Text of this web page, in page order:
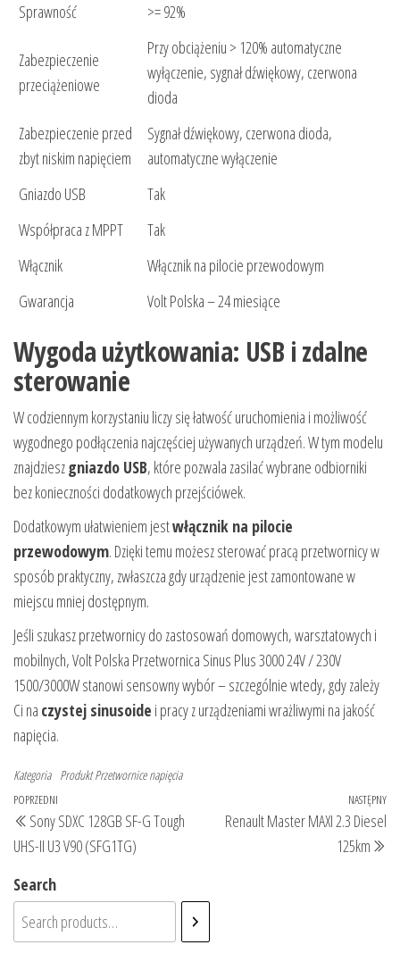
Sprawność >= 92%
Zabezpieczenie
przeciążeniowe
Przy obciążeniu > 120% automatyczne
wyłączenie, sygnał dźwiękowy, czerwona
dioda
Zabezpieczenie przed
zbyt niskim napięciem
Sygnał dźwiękowy, czerwona dioda,
automatyczne wyłączenie
Gniazdo USB
Tak
Współpraca z MPPT
Tak
Włącznik
Włącznik na pilocie przewodowym
Gwarancja
Volt Polska – 24 miesiące
Wygoda użytkowania: USB i zdalne
sterowanie
W codziennym korzystaniu liczy się łatwość uruchomienia i możliwość
wygodnego podłączenia najczęściej używanych urządzeń. W tym modelu
znajdzieszgniazdo USB, które pozwala zasilać wybrane odbiorniki
bez konieczności dodatkowych przejściówek.
Dodatkowym ułatwieniem jestwłącznik na pilocie
przewodowym. Dzięki temu możesz sterować pracą przetwornicy w
sposób praktyczny, zwłaszcza gdy urządzenie jest zamontowane w
miejscu mniej dostępnym.
Jeśli szukasz przetwornicy do zastosowań domowych, warsztatowych i
mobilnych, Volt Polska Przetwornica Sinus Plus 3000 24V / 230V
1500/3000W stanowi sensowny wybór – szczególnie wtedy, gdy zależy
Ci na czystej sinusoide i pracy z urządzeniami wrażliwymi na jakość
napięcia.
Kategoria Produkt Przetwornice napięcia
Nawigacja
wpisu
Poprzedni
wpis
POPRZEDNI
Sony SDXC 128GB SF-G Tough
UHS-II U3 V90 (SFG1TG)
NASTĘPNY
Renault Master MAXI 2.3 Diesel
125km
Search